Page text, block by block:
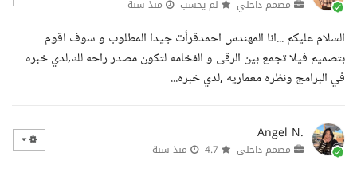
مصمم داخلي لم يحسب منذ سنة
السلام عليكم ...انا المهندس احمدقرأت جيدا المطلوب و سوف اقوم
بتصميم فيلا تجمع بين الرقى و الفخامه لتكون مصدر راحه لك,لدي خبره
في البرامج ونظره معماريه ,لدي خبره...
Angel N.
مصمم داخلى منذ سنة